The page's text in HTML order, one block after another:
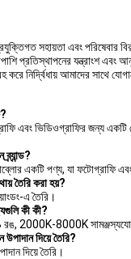
সহায়তা এবং পরিষেবার
প্রতিস্থাপনের যন্ত্রাংশ
করে নির্দ্বিধায় আমাদের সাথে
ভিডিওগ্রাফির জন্য একটি
একটি পণ্য, যা ফটোগ্রাফি এবং
তৈরি করা হয়?
এ তৈরি।
কী কী?
2000K-8000K
দিয়ে তৈরি?
দিয়ে তৈরি।